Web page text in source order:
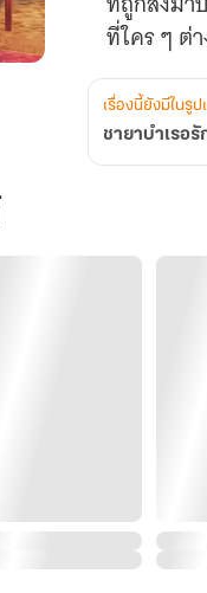
ที่ใคร ๆ ต่
เรื่องนี้ยังมีในรู
ชายาบำเรอ